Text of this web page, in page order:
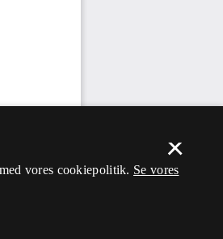
×
vores cookiepolitik. Se vores